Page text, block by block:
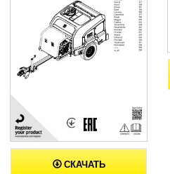
СКАЧАТЬ